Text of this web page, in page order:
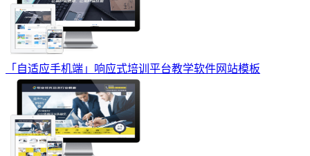
「自适应手机端」响应式培训平台教学软件网站模板